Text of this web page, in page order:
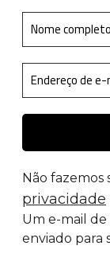
Não fazemos
privacidade
Um e-mail
enviado para